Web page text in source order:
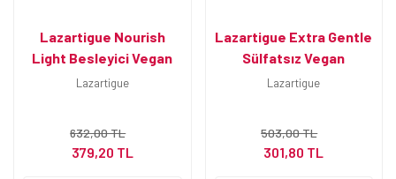
Lazartigue Nourish
Light Besleyici Vegan
Şampuan 250 ml - İnce
Lazartigue
632,00 TL
379,20 TL
Lazartigue Extra Gentle
Sülfatsız Vegan
Şampuan 250 ml
Lazartigue
503,00 TL
301,80 TL